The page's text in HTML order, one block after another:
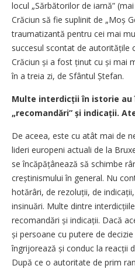
locul „Sărbătorilor de iarnă”
Crăciun să fie suplinit de „Moș
traumatizantă pentru cei mai
succesul scontat de autoritățile
Crăciun și a fost ținut cu și mai
în a treia zi, de Sfântul Ștefan.
Multe interdicții în istorie au
„recomandări” și indicații.
De aceea, este cu atât mai de
lideri europeni actuali de la
se încăpățânează să schimbe
creștinismului în general. Nu
hotărâri, de rezoluții, de
insinuări. Multe dintre
recomandări și indicații. Dacă
și persoane cu putere de
îngrijorează și conduc la reacții
După ce o autoritate de prim